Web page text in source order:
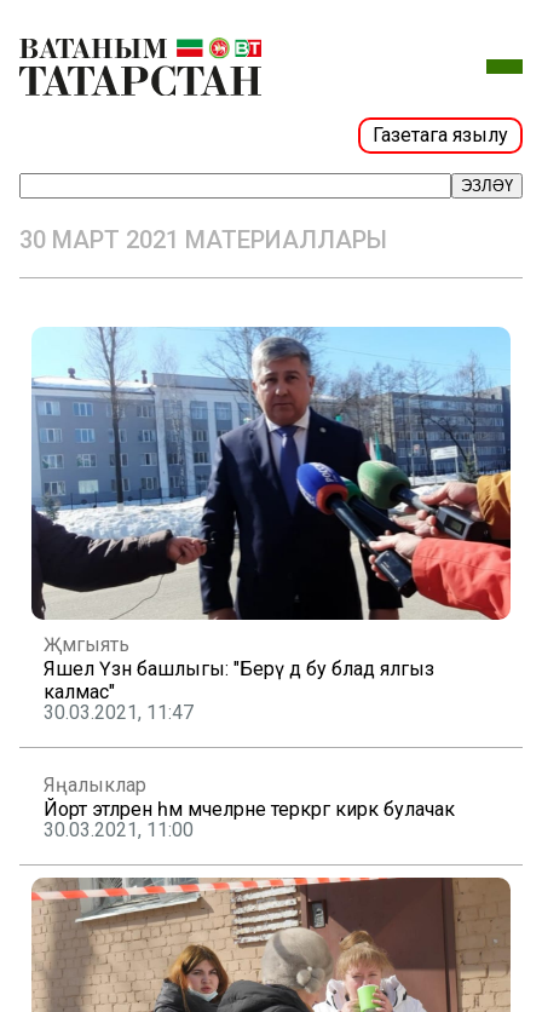
Газетага язылу
ЭЗЛӘҮ
30 МАРТ 2021 МАТЕРИАЛЛАРЫ
Җәмгыять
Яшел Үзән башлыгы: "Берәү дә бу бәладә ялгыз
калмас"
30.03.2021, 11:47
Яңалыклар
Йорт этләрен һәм мәчеләрне теркәргә кирәк булачак
30.03.2021, 11:00